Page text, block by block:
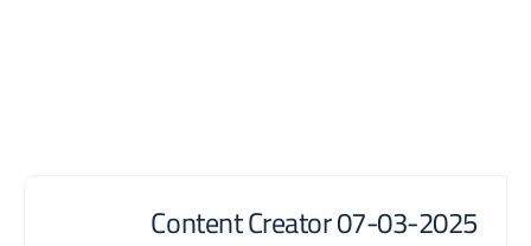
Content Creator 07-03-2025